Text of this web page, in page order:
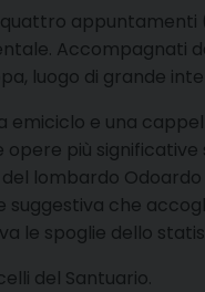
appuntamenti
luogo di grande
emiciclo e una
più
lombardo
che
le spoglie dello
del Santuario.